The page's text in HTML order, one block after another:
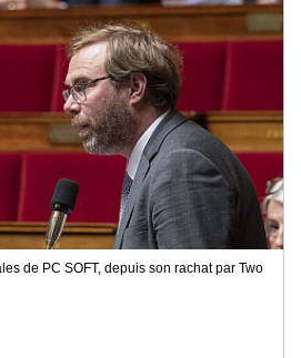
de PC SOFT, depuis son rachat par Two